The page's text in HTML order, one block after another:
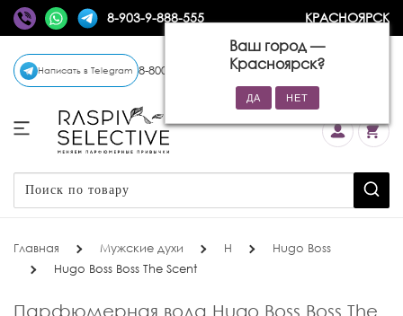
8-903-9-888-555 КРАСНОЯРСК
Ваш город —
Красноярск?
Написать в Telegram 8-800-770-72-34 (бесплатно)
Главная Мужские духи H
Hugo Boss
Hugo Boss Boss The Scent
Парфюмерная вода Hugo Boss Boss The